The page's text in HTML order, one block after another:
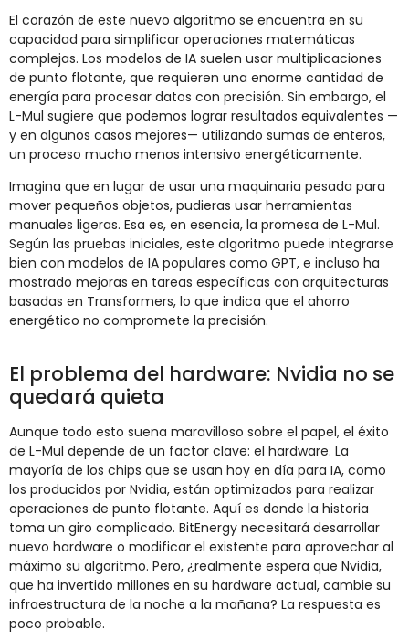
El corazón de este nuevo algoritmo se encuentra en su
capacidad para simplificar operaciones matemáticas
complejas. Los modelos de IA suelen usar multiplicaciones
de punto flotante, que requieren una enorme cantidad de
energía para procesar datos con precisión. Sin embargo, el
L-Mul sugiere que podemos lograr resultados equivalentes —
y en algunos casos mejores— utilizando sumas de enteros,
un proceso mucho menos intensivo energéticamente.
Imagina que en lugar de usar una maquinaria pesada para
mover pequeños objetos, pudieras usar herramientas
manuales ligeras. Esa es, en esencia, la promesa de L-Mul.
Según las pruebas iniciales, este algoritmo puede integrarse
bien con modelos de IA populares como GPT, e incluso ha
mostrado mejoras en tareas específicas con arquitecturas
basadas en Transformers, lo que indica que el ahorro
energético no compromete la precisión.
El problema del hardware: Nvidia no se
quedará quieta
Aunque todo esto suena maravilloso sobre el papel, el éxito
de L-Mul depende de un factor clave: el hardware. La
mayoría de los chips que se usan hoy en día para IA, como
los producidos por Nvidia, están optimizados para realizar
operaciones de punto flotante. Aquí es donde la historia
toma un giro complicado. BitEnergy necesitará desarrollar
nuevo hardware o modificar el existente para aprovechar al
máximo su algoritmo. Pero, ¿realmente espera que Nvidia,
que ha invertido millones en su hardware actual, cambie su
infraestructura de la noche a la mañana? La respuesta es
poco probable.